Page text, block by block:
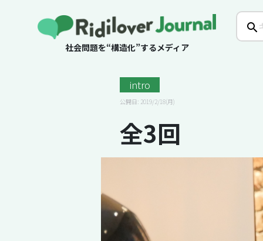
社会問題を“構造化”するメディア
intro
公開日: 2019/2/18(月)
全3回